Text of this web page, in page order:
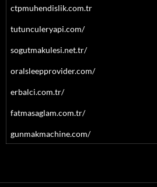
ctpmuhendislik.com.tr
tutunculeryapi.com/
sogutmakulesi.net.tr/
oralsleepprovider.com/
erbalci.com.tr/
fatmasaglam.com.tr/
gunmakmachine.com/